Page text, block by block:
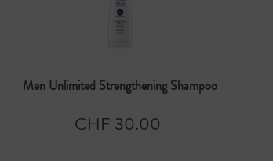
Men Unlimited Strengthening Shampoo
CHF 30.00